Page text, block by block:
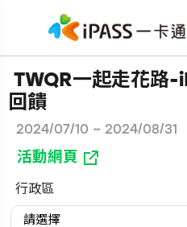
TWQR一起走花路-
回饋
2024/07/10 ~ 2024/08/31
活動網頁
行政區
請選擇